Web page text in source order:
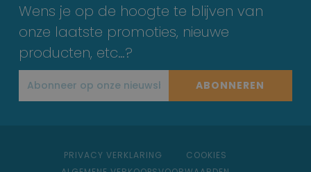
Wens je op de hoogte te blijven van
onze laatste promoties, nieuwe
producten, etc…?
ABONNEREN
PRIVACY VERKLARING
COOKIES